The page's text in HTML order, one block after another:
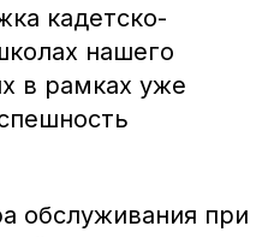
кадетско-
нашего
в рамках уже
обслуживания при